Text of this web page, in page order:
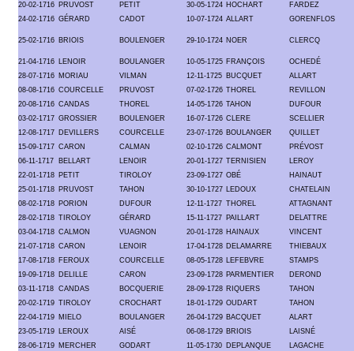
20-02-1716 PRUVOST PETIT 30-05-1724 HOCHART
FARDEZ
24-02-1716 GÉRARD CADOT 10-07-1724 ALLART GORENFLOS
25-02-1716 BRIOIS BOULENGER 29-10-1724 NOER CLERCQ
21-04-1716 LENOIR BOULANGER 10-05-1725 FRANÇOIS
OCHEDÉ
28-07-1716 MORIAU VILMAN 12-11-1725 BUCQUET
ALLART
08-08-1716 COURCELLE PRUVOST 07-02-1726 THOREL
REVILLON
20-08-1716 CANDAS THOREL 14-05-1726 TAHON
DUFOUR
03-02-1717 GROSSIER BOULENGER 16-07-1726 CLERE
SCELLIER
12-08-1717 DEVILLERS COURCELLE 23-07-1726 BOULANGER
QUILLET
15-09-1717 CARON CALMAN 02-10-1726 CALMONT
PRÉVOST
06-11-1717
BELLART LENOIR 20-01-1727 TERNISIEN
LEROY
22-01-1718 PETIT TIROLOY 23-09-1727 OBÉ
HAINAUT
25-01-1718 PRUVOST TAHON 30-10-1727 LEDOUX
CHATELAIN
08-02-1718 PORION DUFOUR 12-11-1727 THOREL
ATTAGNANT
28-02-1718 TIROLOY GÉRARD 15-11-1727 PAILLART
DELATTRE
03-04-1718 CALMON VUAGNON 20-01-1728 HAINAUX
VINCENT
21-07-1718 CARON LENOIR 17-04-1728 DELAMARRE
THIEBAUX
17-08-1718 FEROUX COURCELLE 08-05-1728 LEFEBVRE
STAMPS
19-09-1718 DELILLE CARON 23-09-1728 PARMENTIER
DEROND
03-11-1718 CANDAS BOCQUERIE 28-09-1728 RIQUERS
TAHON
20-02-1719 TIROLOY CROCHART 18-01-1729 OUDART
TAHON
22-04-1719 MIELO BOULANGER 26-04-1729 BACQUET
ALART
23-05-1719 LEROUX AISÉ 06-08-1729 BRIOIS
LAISNÉ
28-06-1719 MERCHER GODART 11-05-1730 DEPLANQUE
LAGACHE